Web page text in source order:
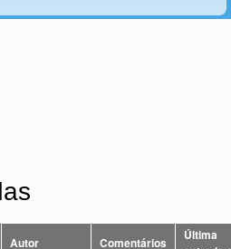
Autor Comentários
Última